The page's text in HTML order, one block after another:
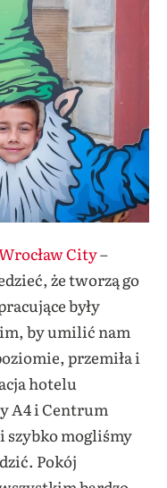
City–
że tworzą go
były
by umilić nam
przemiła i
hotelu
A4 i Centrum
szybko mogliśmy
Pokój